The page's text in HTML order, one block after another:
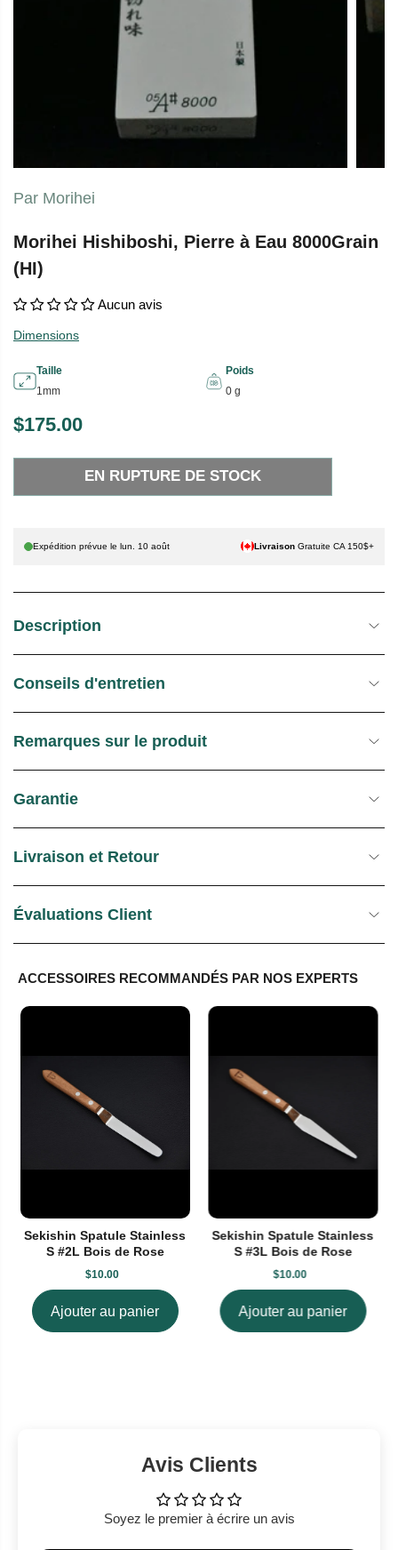
Par Morihei
Morihei Hishiboshi, Pierre à Eau 8000Grain
(HI)
Aucun avis
Dimensions
Taille
1mm
Poids
0 g
P
R
X
T
L
$175.00
E
N
U
D
T
O
EN RUPTURE DE STOCK
Expédition prévue lelun. 10 août Livraison Gratuite CA 150$+
Description
Conseils d'entretien
Remarques sur le produit
Garantie
Livraison et Retour
Évaluations Client
ACCESSOIRES RECOMMANDÉS PAR NOS EXPERTS
Sekishin Spatule Stainless
S #2L Bois de Rose
$10.00
Ajouter au panier
Sekishin Spatule Stainless
S #3L Bois de Rose
$10.00
Ajouter au panier
Avis Clients
Soyez le premier à écrire un avis